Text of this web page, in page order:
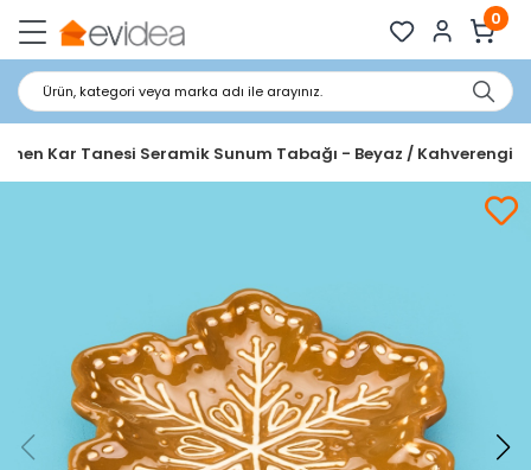
0
Ürün, kategori veya marka adı ile arayınız.
Kar Tanesi Seramik Sunum Tabağı - Beyaz / Kahverengi